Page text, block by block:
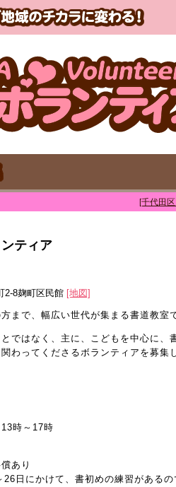
[千代田
ティア
2-8麹町区民館 [地図]
まで、幅広い世代が集まる書道教室
ではなく、主に、こどもを中心に
わってくださるボランティアを募集
時～17時
あり
26日にかけて、書初めの練習がある